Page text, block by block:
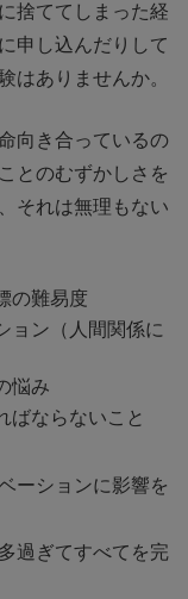
捨ててしまった経
申し込んだりして
はありませんか。
向き合っているの
とのむずかしさを
それは無理もない
の難易度
ョン（人間関係に
悩み
ばならないこと
ーションに影響を
過ぎてすべてを完